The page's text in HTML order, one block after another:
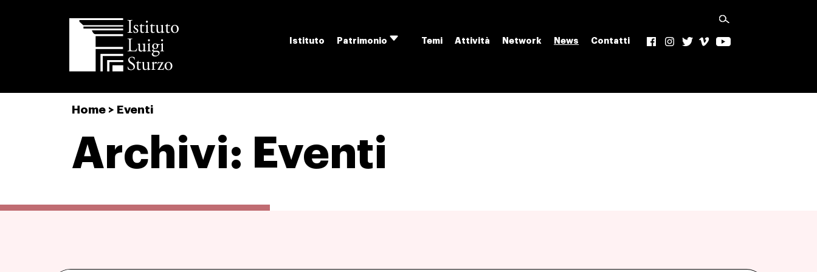
Istituto
Luigi
Istituto Patrimonio Temi Attività Network News Contatti f Ig v yt
Home > Eventi
Archivi: Eventi